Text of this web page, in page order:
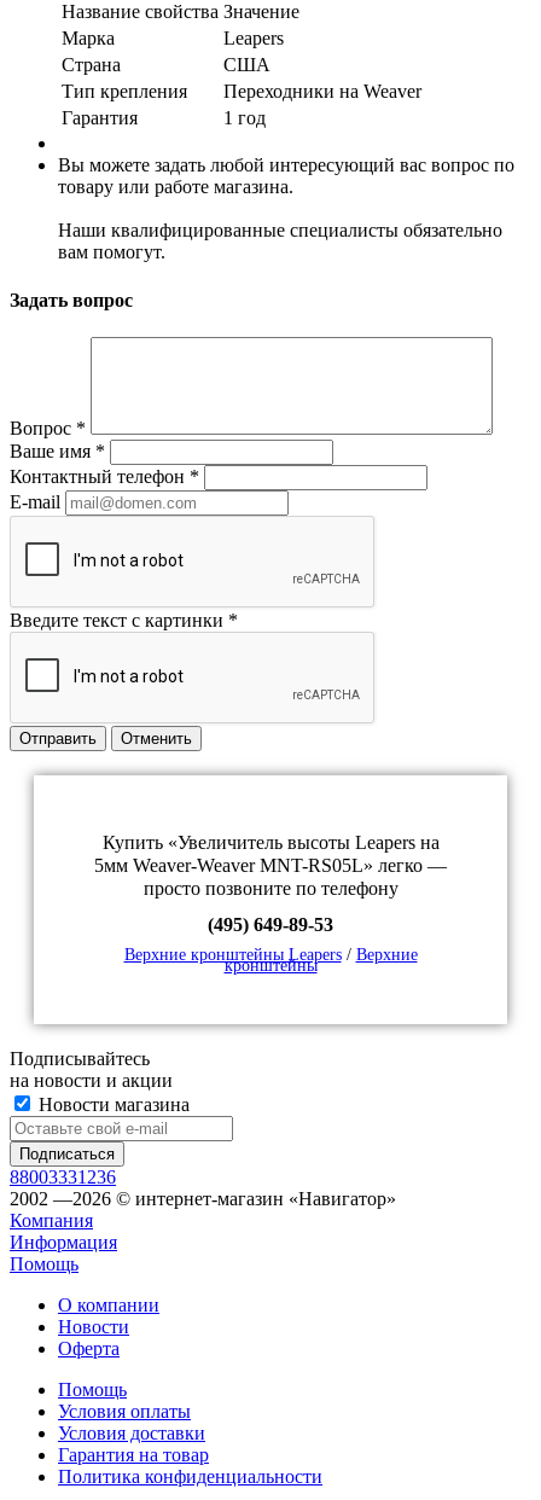
Название свойства Значение
Марка
Leapers
Страна
США
Тип крепления
Переходники на Weaver
Гарантия
1 год
Вы можете задать любой интересующий вас вопрос по
товару или работе магазина.
Наши квалифицированные специалисты обязательно
вам помогут.
Задать вопрос
Вопрос *
Ваше имя *
Контактный телефон *
E-mail
Введите текст с картинки *
Отправить Отменить
Купить «Увеличитель высоты Leapers на
5мм Weaver-Weaver MNT-RS05L» легко —
просто позвоните по телефону
(495) 649-89-53
Верхние кронштейны Leapers/ Верхние
кронштейны
Подписывайтесь
на новости и акции
Новости магазина
88003331236
2002 —2026 © интернет-магазин «Навигатор»
Компания
Информация
Помощь
О компании
Новости
Оферта
Помощь
Условия оплаты
Условия доставки
Гарантия на товар
Политика конфиденциальности